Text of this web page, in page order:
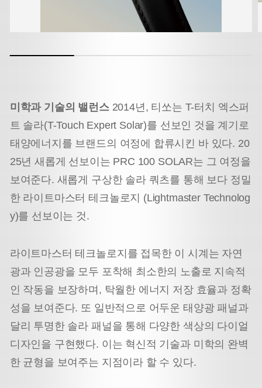
미학과 기술의 밸런스2014년, 티쏘는 T-터치 엑스퍼
트 솔라(T-Touch Expert Solar)를 선보인 것을 계기로
태양에너지를 브랜드의 여정에 합류시킨 바 있다. 20
25년 새롭게 선보이는 PRC 100 SOLAR는 그 여정을
보여준다. 새롭게 구상한 솔라 쿼츠를 통해 보다 정밀
한 라이트마스터 테크놀로지 (Lightmaster Technolog
y)를 선보이는 것.
라이트마스터 테크놀로지를 접목한 이 시계는 자연
광과 인공광을 모두 포착해 최소한의 노출로 지속적
인 작동을 보장하며, 탁월한 에너지 저장 효율과 정확
성을 보여준다. 또 일반적으로 어두운 태양광 패널과
달리 투명한 솔라 패널을 통해 다양한 색상의 다이얼
디자인을 구현했다. 이는 혁신적 기술과 미학의 완벽
한 균형을 보여주는 지점이라 할 수 있다.